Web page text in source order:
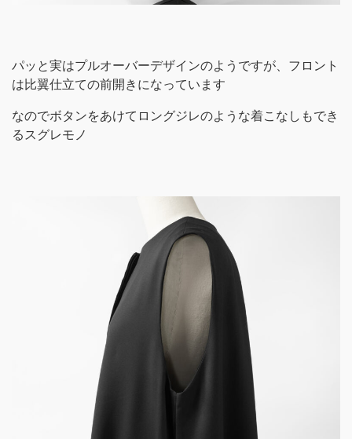
パッと実はプルオーバーデザインのようですが、フロント
は比翼仕立ての前開きになっています
なのでボタンをあけてロングジレのような着こなしもでき
るスグレモノ